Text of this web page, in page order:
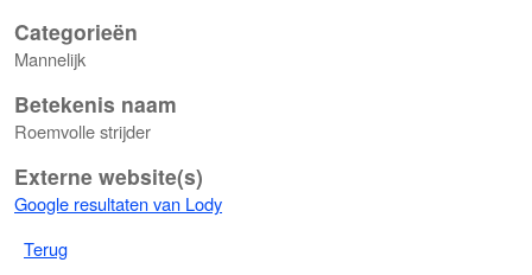
Categorieën
Mannelijk
Betekenis naam
Roemvolle strijder
Externe website(s)
Google resultaten van Lody
Terug